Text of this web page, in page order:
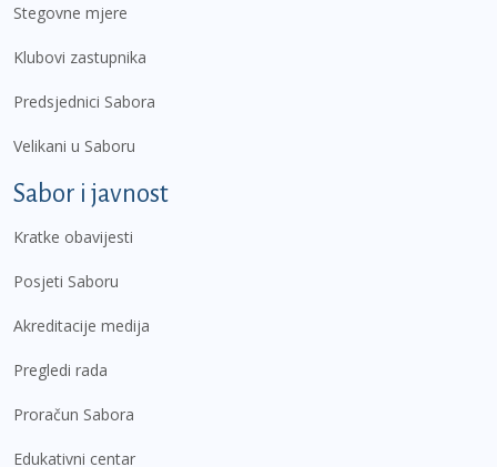
Stegovne mjere
Klubovi zastupnika
Predsjednici Sabora
Velikani u Saboru
Sabor i javnost
Kratke obavijesti
Posjeti Saboru
Akreditacije medija
Pregledi rada
Proračun Sabora
Edukativni centar